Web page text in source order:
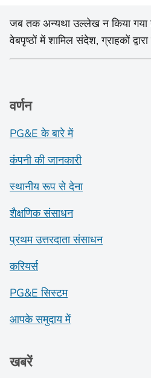
जब तक अन्यथा उल्लेख न किया
वेबपृष्ठों में शामिल संदेश, ग्राहकों
वर्णन
PG&E के बारे में
कंपनी की जानकारी
स्थानीय रूप से देना
शैक्षणिक संसाधन
प्रथम उत्तरदाता संसाधन
करियर्स
PG&E सिस्टम
आपके समुदाय में
खबरें